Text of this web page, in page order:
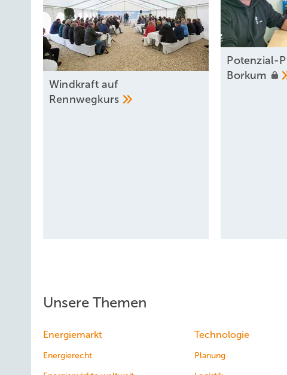
Windkraft auf
Rennwegkurs
Potenzial-
Borkum
Unsere Themen
Energiemarkt
Energierecht
Technologie
Planung